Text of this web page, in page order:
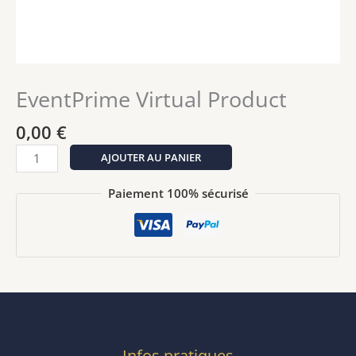
EventPrime Virtual Product
0,00 €
quantité
de
EventPrime
AJOUTER AU PANIER
Paiement 100% sécurisé